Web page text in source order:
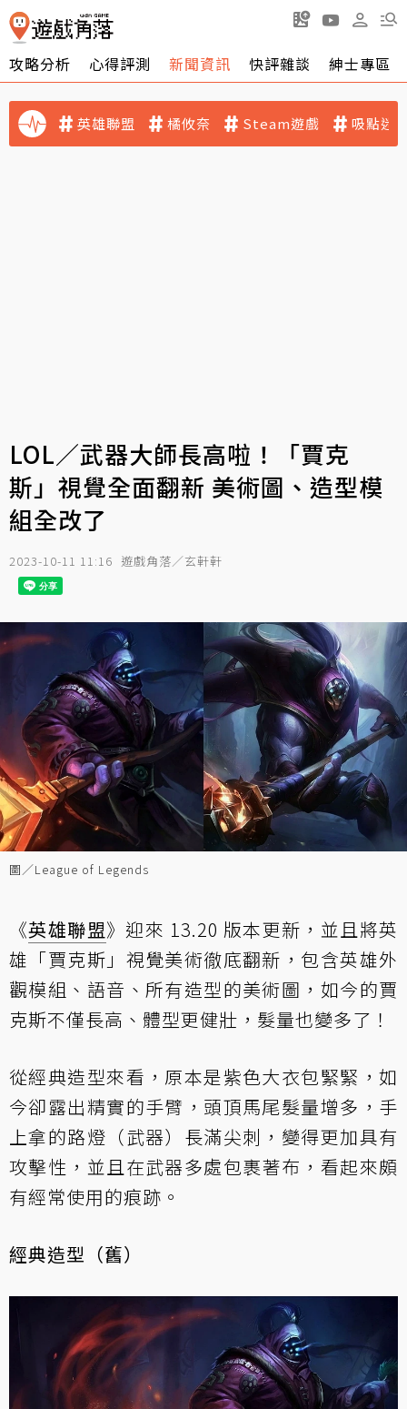
攻略分析 心得評測 新聞資訊 快評雜談 紳士專區
英雄聯盟 橘攸奈 Steam遊戲 吸點迷
LOL／武器大師長高啦！「賈克
斯」視覺全面翻新 美術圖、造型模
組全改了
2023-10-11 11:16 遊戲角落／玄軒軒
圖／League of Legends
《英雄聯盟》迎來 13.20 版本更新，並且將英
雄「賈克斯」視覺美術徹底翻新，包含英雄外
觀模組、語音、所有造型的美術圖，如今的賈
克斯不僅長高、體型更健壯，髮量也變多了！
從經典造型來看，原本是紫色大衣包緊緊，如
今卻露出精實的手臂，頭頂馬尾髮量增多，手
上拿的路燈（武器）長滿尖刺，變得更加具有
攻擊性，並且在武器多處包裹著布，看起來頗
有經常使用的痕跡。
經典造型（舊）